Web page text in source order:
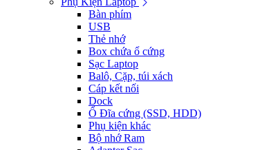
Bàn phím
USB
Thẻ nhớ
Box chứa ổ cứng
Sạc Laptop
Balô, Cặp, túi xách
Cáp kết nối
Dock
Ổ Đĩa cứng (SSD, HDD)
Phụ kiện khác
Bộ nhớ Ram